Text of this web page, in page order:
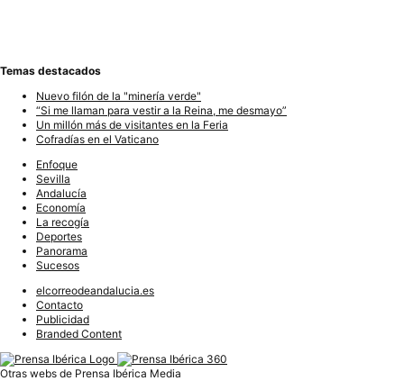
Temas destacados
Nuevo filón de la "minería verde"
“Si me llaman para vestir a la Reina, me desmayo”
Un millón más de visitantes en la Feria
Cofradías en el Vaticano
Enfoque
Sevilla
Andalucía
Economía
La recogía
Deportes
Panorama
Sucesos
elcorreodeandalucia.es
Contacto
Publicidad
Branded Content
Otras webs de Prensa Ibérica Media